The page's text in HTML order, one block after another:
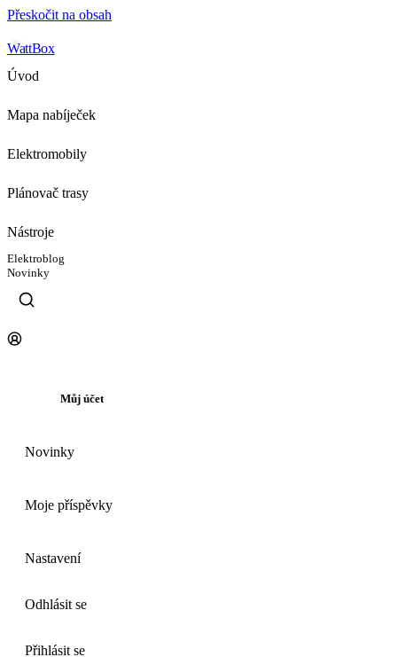
Přeskočit na obsah
WattBox
Úvod
Mapa nabíječek
Elektromobily
Plánovač trasy
Nástroje
Elektroblog
Novinky
Můj účet
Novinky
Moje příspěvky
Nastavení
Odhlásit se
Přihlásit se